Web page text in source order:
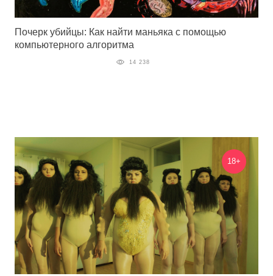
Почерк убийцы: Как найти маньяка с помощью
компьютерного алгоритма
14 238
18+